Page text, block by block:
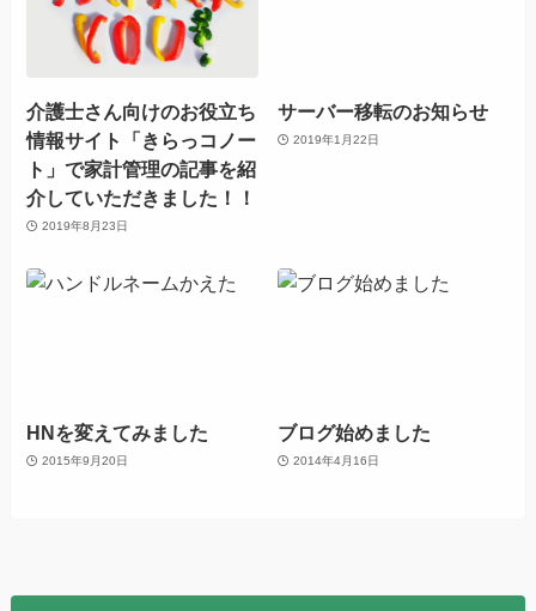
介護士さん向けのお役立ち
情報サイト「きらっコノー
ト」で家計管理の記事を紹
介していただきました！！
2019年8月23日
サーバー移転のお知らせ
2019年1月22日
HNを変えてみました
2015年9月20日
ブログ始めました
2014年4月16日